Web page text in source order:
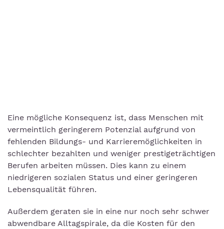
Eine mögliche Konsequenz ist, dass Menschen mit
vermeintlich geringerem Potenzial aufgrund von
fehlenden Bildungs- und Karrieremöglichkeiten in
schlechter bezahlten und weniger prestigeträchtigen
Berufen arbeiten müssen. Dies kann zu einem
niedrigeren sozialen Status und einer geringeren
Lebensqualität führen.
Außerdem geraten sie in eine nur noch sehr schwer
abwendbare Alltagspirale, da die Kosten für den